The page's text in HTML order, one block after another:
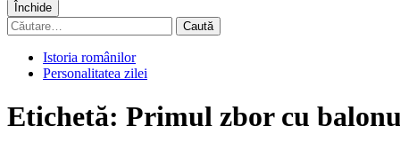
Închide
Caută
după:
Istoria românilor
Personalitatea zilei
Etichetă: Primul zbor cu